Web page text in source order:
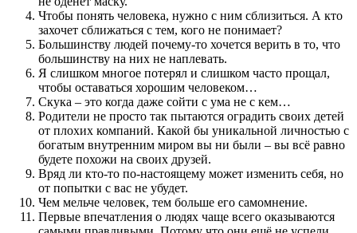
Чтобы понять человека, нужно с ним сблизиться. А кто
захочет сближаться с тем, кого не понимает?
Большинству людей почему-то хочется верить в то, что
большинству на них не наплевать.
Я слишком многое потерял и слишком часто прощал,
чтобы оставаться хорошим человеком…
Скука – это когда даже сойти с ума не с кем…
Родители не просто так пытаются оградить своих детей
от плохих компаний. Какой бы уникальной личностью с
богатым внутренним миром вы ни были – вы всё равно
будете похожи на своих друзей.
Вряд ли кто-то по-настоящему может изменить себя, но
от попытки с вас не убудет.
Чем мельче человек, тем больше его самомнение.
Первые впечатления о людях чаще всего оказываются